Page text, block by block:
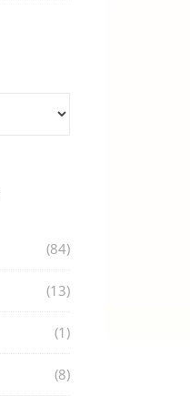
(84)
(13)
(1)
(8)